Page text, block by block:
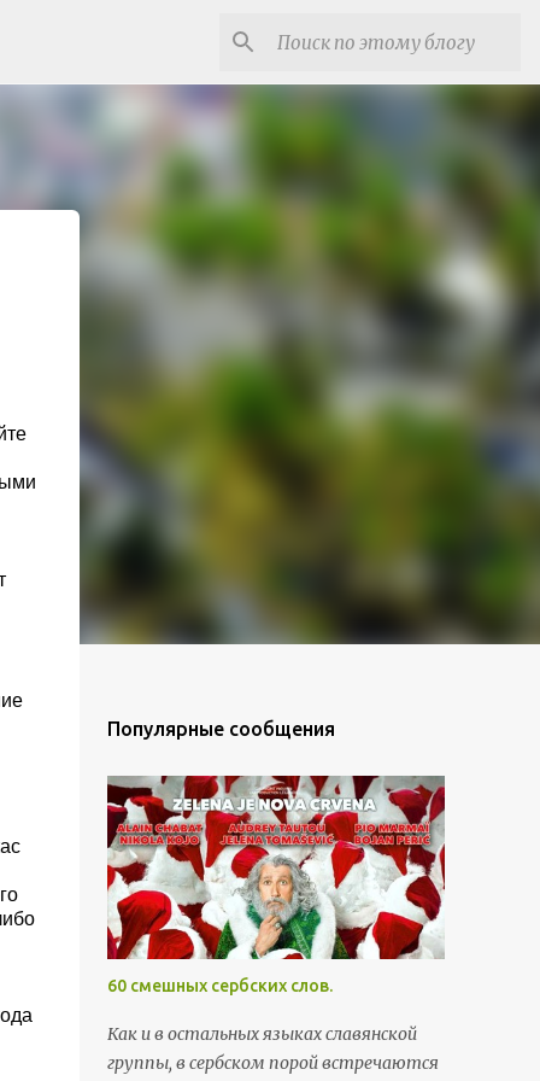
Популярные сообщения
60 смешных сербских слов.
Как и в остальных языках славянской
группы, в сербском порой встречаются